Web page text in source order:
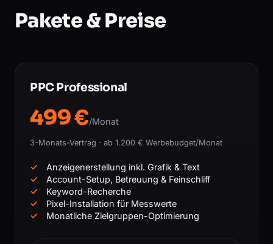
Pakete & Preise
PPC Professional
499 €/Monat
3-Monats-Vertrag · ab 1.200 € Werbebudget/Monat
Anzeigenerstellung inkl. Grafik & Text
Account-Setup, Betreuung & Feinschliff
Keyword-Recherche
Pixel-Installation für Messwerte
Monatliche Zielgruppen-Optimierung